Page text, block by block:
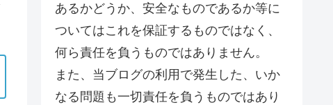
あるかどうか、安全なものであるか等に
ついてはこれを保証するものではなく、
何ら責任を負うものではありません。
また、当ブログの利用で発生した、いか
なる問題も一切責任を負うものではあり